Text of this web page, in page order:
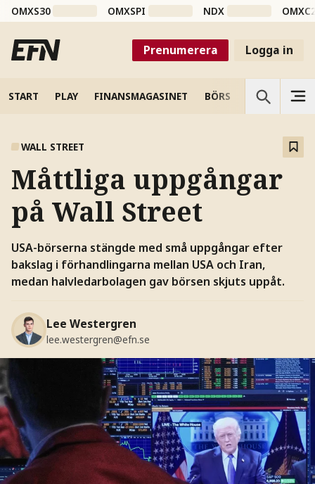
OMXS30 OMXSPI NDX
Prenumerera Logga in
START PLAY FINANSMAGASINET BÖRS VETENSKAP
WALL STREET
Måttliga uppgångar
på Wall Street
USA-börserna stängde med små uppgångar efter
bakslag i förhandlingarna mellan USA och Iran,
medan halvledarbolagen gav börsen skjuts uppåt.
Lee Westergren
lee.westergren@efn.se